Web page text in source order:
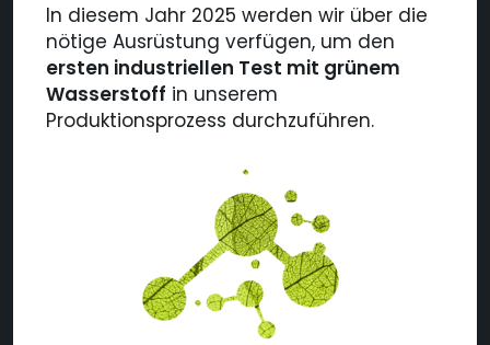
In diesem Jahr 2025 werden wir über die
nötige Ausrüstung verfügen, um den
ersten industriellen Test mit grünem
Wasserstoff in unserem
Produktionsprozess durchzuführen.